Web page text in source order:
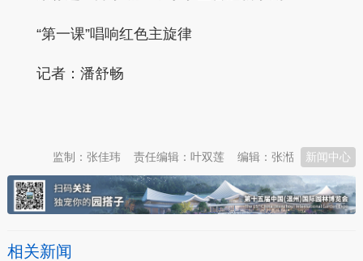
“第一课”唱响红色主旋律
记者：潘舒畅
新闻中心
编辑：张湉
责任编辑：叶双莲
监制：张佳玮
相关新闻